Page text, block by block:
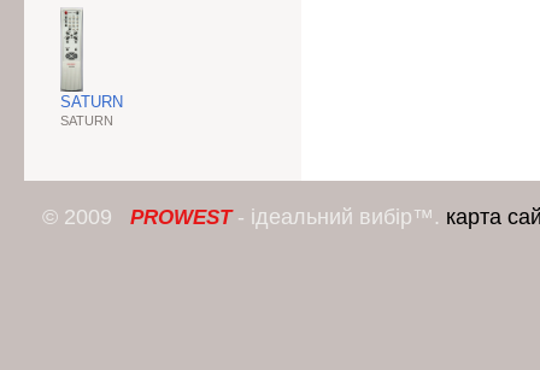
SATURN
SATURN
© 2009 PROWEST- ідеальний вибір™. карта